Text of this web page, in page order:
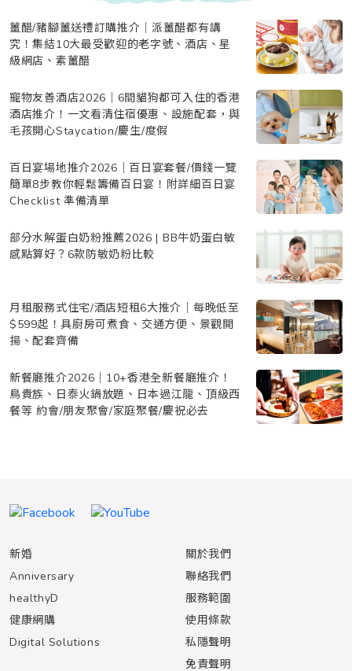
薑醋/豬腳薑送禮訂購推介｜派薑醋都有講
究！集結10大最受歡迎的老字號、酒店、星
級網店、素薑醋
寵物友善酒店2026｜6間貓狗都可入住的香港
酒店推介！一文看清住宿優惠、設施配套，與
毛孩開心Staycation/慶生/度假
百日宴場地推介2026｜百日宴套餐/價錢一覽
簡單8步教你輕鬆籌備百日宴！附詳細百日宴
Checklist 準備清單
部分水解蛋白奶粉推薦2026 | BB牛奶蛋白敏
感點算好？6款防敏奶粉比較
月租服務式住宅/酒店短租6大推介｜每晚低至
$599起！具廚房可煮食、交通方便、景觀開
揚、配套齊備
新餐廳推介2026｜10+香港全新餐廳推介！
鳥貴族、日泰火鍋放題、日本過江龍、頂級西
餐等 約會/朋友聚會/家庭聚餐/慶祝必去
新婚
Anniversary
healthyD
健康網購
Digital Solutions
關於我們
聯絡我們
服務範圍
使用條款
私隱聲明
免責聲明